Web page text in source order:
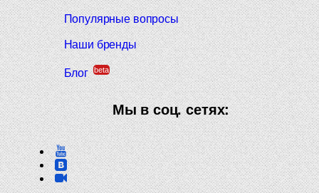
Популярные вопросы
Наши бренды
Блог beta
Мы в соц. сетях: